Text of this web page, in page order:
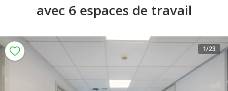
avec 6 espaces de travail
1/23